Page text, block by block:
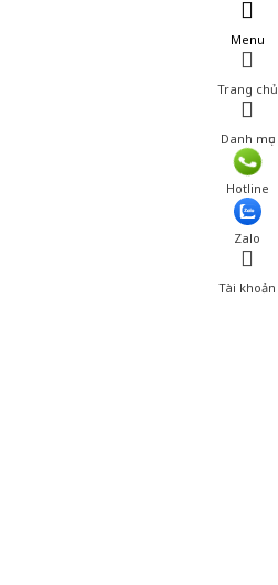
Menu
Trang chủ
Danh mục
Hotline
Zalo
Tài khoản